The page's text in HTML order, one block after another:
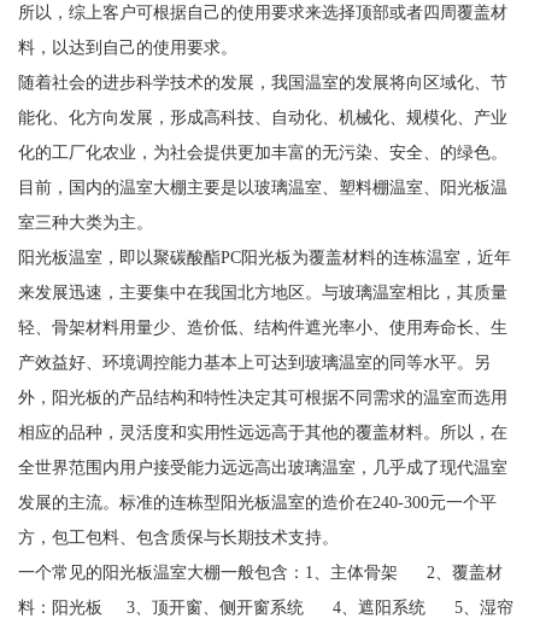
所以，综上客户可根据自己的使用要求来选择顶部或者四周覆盖材
料，以达到自己的使用要求。
随着社会的进步科学技术的发展，我国温室的发展将向区域化、节
能化、化方向发展，形成高科技、自动化、机械化、规模化、产业
化的工厂化农业，为社会提供更加丰富的无污染、安全、的绿色。
目前，国内的温室大棚主要是以玻璃温室、塑料棚温室、阳光板温
室三种大类为主。
阳光板温室，即以聚碳酸酯PC阳光板为覆盖材料的连栋温室，近年
来发展迅速，主要集中在我国北方地区。与玻璃温室相比，其质量
轻、骨架材料用量少、造价低、结构件遮光率小、使用寿命长、生
产效益好、环境调控能力基本上可达到玻璃温室的同等水平。另
外，阳光板的产品结构和特性决定其可根据不同需求的温室而选用
相应的品种，灵活度和实用性远远高于其他的覆盖材料。所以，在
全世界范围内用户接受能力远远高出玻璃温室，几乎成了现代温室
发展的主流。标准的连栋型阳光板温室的造价在240-300元一个平
方，包工包料、包含质保与长期技术支持。
一个常见的阳光板温室大棚一般包含：1、主体骨架 2、覆盖材
料：阳光板 3、顶开窗、侧开窗系统 4、遮阳系统 5、湿帘